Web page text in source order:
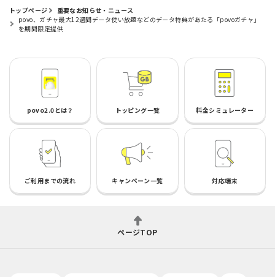
トップページ
重要なお知らせ・ニュース
povo、ガチャ最大12週間データ使い放題などのデータ特典があたる「povoガチャ」
を期間限定提供
povo2.0とは？ トッピング一覧 料金シミュレーター
ご利用までの流れ キャンペーン一覧 対応端末
ページTOP